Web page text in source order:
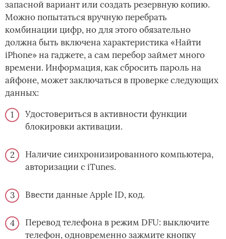
запасной вариант или создать резервную копию.
Можно попытаться вручную перебрать
комбинации цифр, но для этого обязательно
должна быть включена характеристика «Найти
iPhone» на гаджете, а сам перебор займет много
времени. Информация, как сбросить пароль на
айфоне, может заключаться в проверке следующих
данных:
Удостовериться в активности функции
блокировки активации.
Наличие синхронизированного компьютера,
авторизации с iTunes.
Ввести данные Apple ID, код.
Перевод телефона в режим DFU: выключите
телефон, одновременно зажмите кнопку